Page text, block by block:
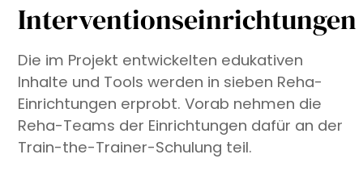
Interventionseinrichtungen
Die im Projekt entwickelten edukativen
Inhalte und Tools werden in sieben Reha-
Einrichtungen erprobt. Vorab nehmen die
Reha-Teams der Einrichtungen dafür an der
Train-the-Trainer-Schulung teil.